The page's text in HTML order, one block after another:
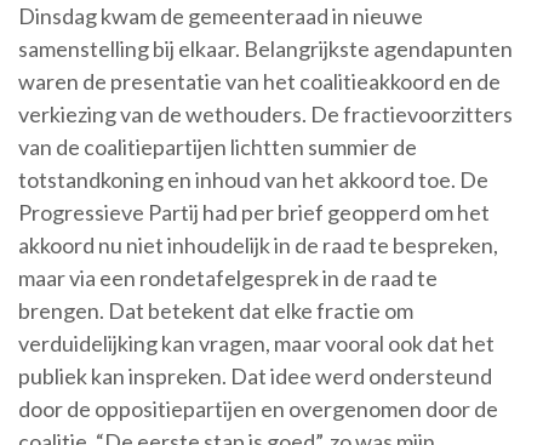
Dinsdag kwam de gemeenteraad in nieuwe
samenstelling bij elkaar. Belangrijkste agendapunten
waren de presentatie van het coalitieakkoord en de
verkiezing van de wethouders. De fractievoorzitters
van de coalitiepartijen lichtten summier de
totstandkoning en inhoud van het akkoord toe. De
Progressieve Partij had per brief geopperd om het
akkoord nu niet inhoudelijk in de raad te bespreken,
maar via een rondetafelgesprek in de raad te
brengen. Dat betekent dat elke fractie om
verduidelijking kan vragen, maar vooral ook dat het
publiek kan inspreken. Dat idee werd ondersteund
door de oppositiepartijen en overgenomen door de